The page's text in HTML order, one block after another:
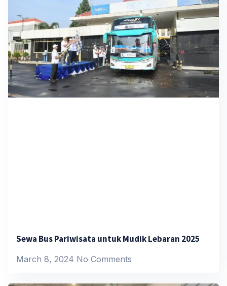
Sewa Bus Pariwisata untuk Mudik Lebaran 2025
March 8, 2024 No Comments